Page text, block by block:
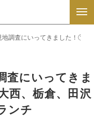
地調査にいってきました！①
査にいってきま
西、栃倉、田沢
ンチ